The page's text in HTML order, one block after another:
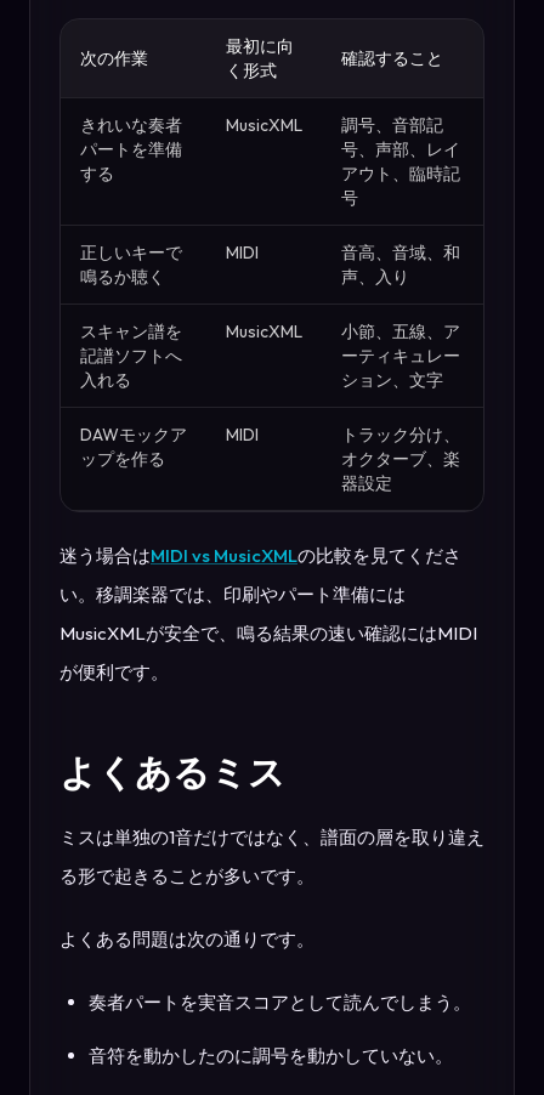
次の作業
最初に向
く形式
確認すること
きれいな奏者
パートを準備
する
MusicXML
調号、音部記
号、声部、レイ
アウト、臨時記
号
正しいキーで
鳴るか聴く
MIDI
音高、音域、和
声、入り
スキャン譜を
記譜ソフトへ
入れる
MusicXML
小節、五線、ア
ーティキュレー
ション、文字
DAWモックア
ップを作る
MIDI
トラック分け、
オクターブ、楽
器設定
迷う場合はMIDI vs MusicXMLの比較を見てくださ
い。移調楽器では、印刷やパート準備には
MusicXMLが安全で、鳴る結果の速い確認にはMIDI
が便利です。
よくあるミス
ミスは単独の1音だけではなく、譜面の層を取り違え
る形で起きることが多いです。
よくある問題は次の通りです。
奏者パートを実音スコアとして読んでしまう。
音符を動かしたのに調号を動かしていない。